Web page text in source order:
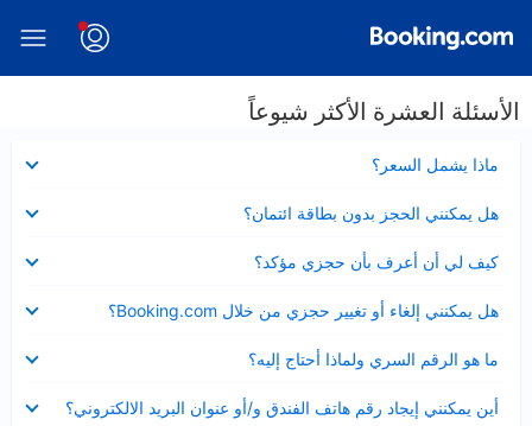
الأسئلة العشرة الأكثر شيوعاً
ماذا يشمل السعر؟
مصغر
هل يمكنني الحجز بدون بطاقة ائتمان؟
مصغر
كيف لي أن أعرف بأن حجزي مؤكد؟
مصغر
هل يمكنني إلغاء أو تغيير حجزي من خلال Booking.com؟
مصغر
ما هو الرقم السري ولماذا أحتاج إليه؟
مصغر
أين يمكنني إيجاد رقم هاتف الفندق و/أو عنوان البريد الالكتروني؟
عرض
مصغر